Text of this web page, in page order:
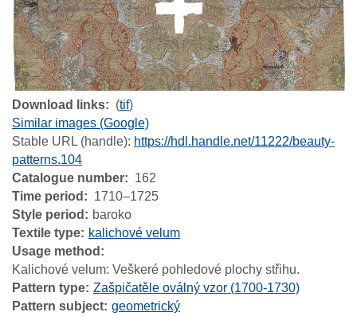
Download links (tif)
Similar images (Google)
Stable URL (handle): https://hdl.handle.net/11222/beauty-
patterns.104
Catalogue number
162
Time period
1710–1725
Style period
baroko
Textile type
kalichové velum
Usage method
Kalichové velum: Veškeré pohledové plochy střihu.
Pattern type Zašpičatěle oválný vzor (1700-1730)
Pattern subject geometrický